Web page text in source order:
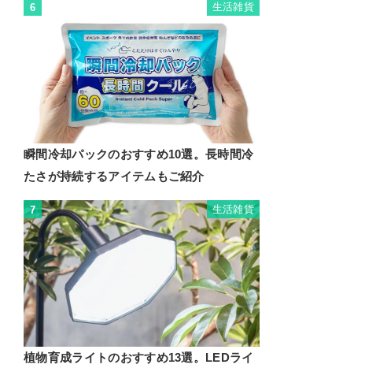
6 生活雑貨
瞬間冷却パックのおすすめ10選。長時間冷
たさが持続するアイテムもご紹介
7 生活雑貨
植物育成ライトのおすすめ13選。LEDライ